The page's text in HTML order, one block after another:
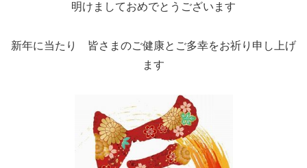
明けましておめでとうございます
新年に当たり 皆さまのご健康とご多幸をお祈り申し上げ
ます